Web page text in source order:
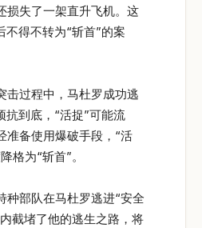
损失了一架直升飞机。这
不得不转为“斩首”的案
击过程中，马杜罗成功逃
抗到底，“活捉”可能流
准备使用爆破手段，“活
格为“斩首”。
种部队在马杜罗逃进“安全
截堵了他的逃生之路，将